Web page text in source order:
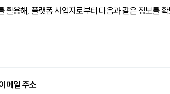
활용해, 플랫폼 사업자로부터 다음과 같은 정보를 확
메일 주소